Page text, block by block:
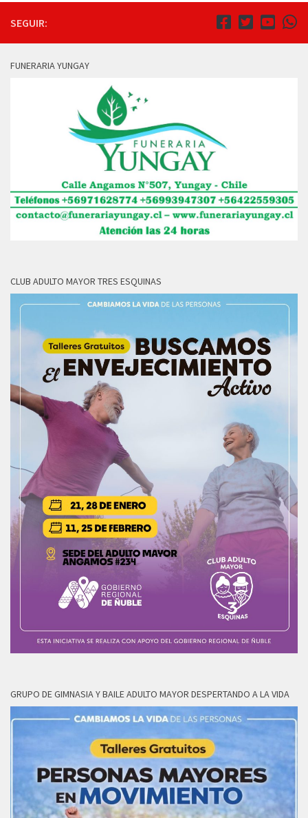
SEGUIR:
FUNERARIA YUNGAY
CLUB ADULTO MAYOR TRES ESQUINAS
GRUPO DE GIMNASIA Y BAILE ADULTO MAYOR DESPERTANDO A LA VIDA